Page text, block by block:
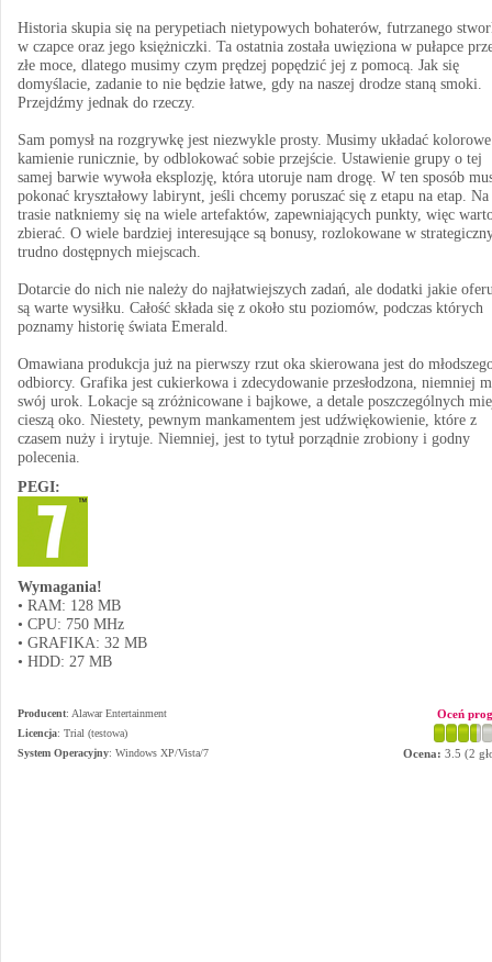
Historia skupia się na perypetiach nietypowych bohaterów, futrzanego
w czapce oraz jego księżniczki. Ta ostatnia została uwięziona w pułapce
złe moce, dlatego musimy czym prędzej popędzić jej z pomocą. Jak się
domyślacie, zadanie to nie będzie łatwe, gdy na naszej drodze staną smoki.
Przejdźmy jednak do rzeczy.
Sam pomysł na rozgrywkę jest niezwykle prosty. Musimy układać kolorowe
kamienie runicznie, by odblokować sobie przejście. Ustawienie grupy o tej
samej barwie wywoła eksplozję, która utoruje nam drogę. W ten sposób
pokonać kryształowy labirynt, jeśli chcemy poruszać się z etapu na etap. Na
trasie natkniemy się na wiele artefaktów, zapewniających punkty, więc
zbierać. O wiele bardziej interesujące są bonusy, rozlokowane w
trudno dostępnych miejscach.
Dotarcie do nich nie należy do najłatwiejszych zadań, ale dodatki jakie
są warte wysiłku. Całość składa się z około stu poziomów, podczas których
poznamy historię świata Emerald.
Omawiana produkcja już na pierwszy rzut oka skierowana jest do
odbiorcy. Grafika jest cukierkowa i zdecydowanie przesłodzona, niemniej
swój urok. Lokacje są zróżnicowane i bajkowe, a detale poszczególnych
cieszą oko. Niestety, pewnym mankamentem jest udźwiękowienie, które z
czasem nuży i irytuje. Niemniej, jest to tytuł porządnie zrobiony i godny
polecenia.
PEGI:
Wymagania!
• RAM: 128 MB
• CPU: 750 MHz
• GRAFIKA: 32 MB
• HDD: 27 MB
Producent: Alawar Entertainment
Licencja: Trial (testowa)
System Operacyjny: Windows XP/Vista/7
Oceń
Ocena: 3.5 (2